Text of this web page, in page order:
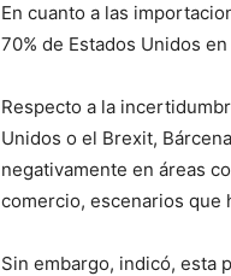
En cuanto a las
70% de Estados Unidos
Respecto a la
Unidos o el Brexit,
negativamente en áreas
comercio, escenarios que
Sin embargo, indicó, esta